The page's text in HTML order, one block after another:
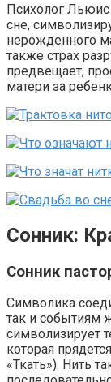
Психолог Льюис
сне,
нерожденного
также страх
предвещает,
матери за
Сонник:
Сонник
Символика
так и событиям
символизирует
которая
«Ткать»). Нить